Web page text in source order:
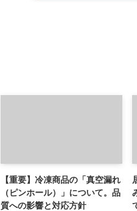
【重要】冷凍商品の「真空漏れ
（ピンホール）」について。品
質への影響と対応方針